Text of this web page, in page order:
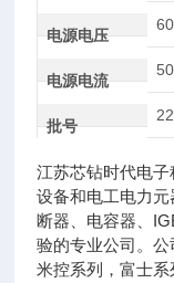
电源电压
电源电流
批号
江苏芯钻时代电
设备和电工电力
断器、电容器、
验的专业公司。
米控系列，富士